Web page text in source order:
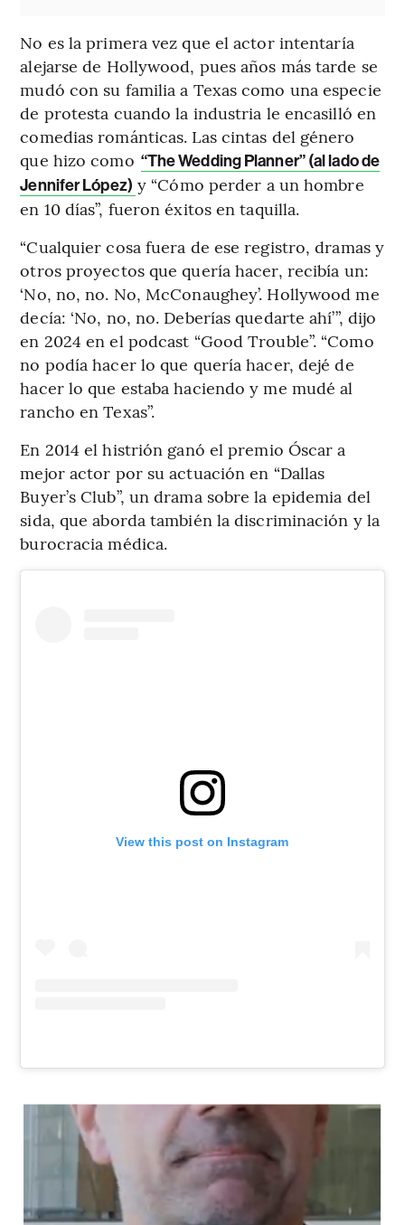
No es la primera vez que el actor intentaría
alejarse de Hollywood, pues años más tarde se
mudó con su familia a Texas como una especie
de protesta cuando la industria le encasilló en
comedias románticas. Las cintas del género
que hizo como “The Wedding Planner” (al lado de
Jennifer López) y “Cómo perder a un hombre
en 10 días”, fueron éxitos en taquilla.
“Cualquier cosa fuera de ese registro, dramas y
otros proyectos que quería hacer, recibía un:
‘No, no, no. No, McConaughey’. Hollywood me
decía: ‘No, no, no. Deberías quedarte ahí’”, dijo
en 2024 en el podcast “Good Trouble”. “Como
no podía hacer lo que quería hacer, dejé de
hacer lo que estaba haciendo y me mudé al
rancho en Texas”.
En 2014 el histrión ganó el premio Óscar a
mejor actor por su actuación en “Dallas
Buyer’s Club”, un drama sobre la epidemia del
sida, que aborda también la discriminación y la
burocracia médica.
View this post on Instagram